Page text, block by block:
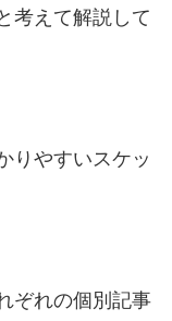
考えて解説して
りやすいスケッ
ぞれの個別記事